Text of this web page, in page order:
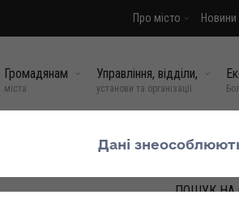
Про місто Новини
Громадянам
міста
Управління, відділи,
установи та організації
МИ У
ПОШУК НА